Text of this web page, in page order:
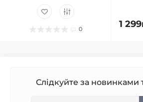
0 1
Слідкуйте за новинками